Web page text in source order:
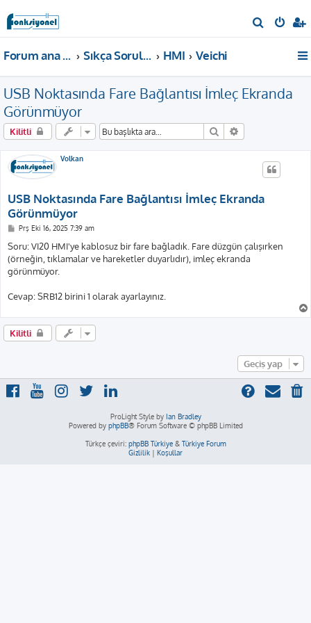
r
Forum ana sayfa Sıkça Sorulan Sorular HMI Veichi
USB Noktasında Fare Bağlantısı İmleç Ekranda
Görünmüyor
Kilitli Ara
Volkan
USB Noktasında Fare Bağlantısı İmleç Ekranda
Görünmüyor
M
s
a
j
Prş Eki 16, 2025 7:39 am
Soru: VI20 HMI'ye kablosuz bir fare bağladık. Fare düzgün çalışırken
(örneğin, tıklamalar ve hareketler duyarlıdır), imleç ekranda
görünmüyor.
Cevap: SRB12 birini 1 olarak ayarlayınız.
Kilitli
Geçiş yap
ProLight Style by Ian Bradley
Powered by phpBB® Forum Software © phpBB Limited
Türkçe çeviri: phpBB Türkiye& Türkiye Forum
Gizlilik | Koşullar